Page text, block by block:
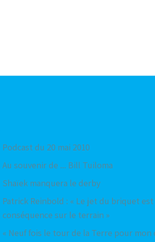
Podcast du 20 mai 2010
Au souvenir de ... Bill Tuiloma
Shaïek manquera le derby
Patrick Reinbold : « Le jet du briquet
conséquence sur le terrain »
« Neuf fois le tour de la Terre pour mon